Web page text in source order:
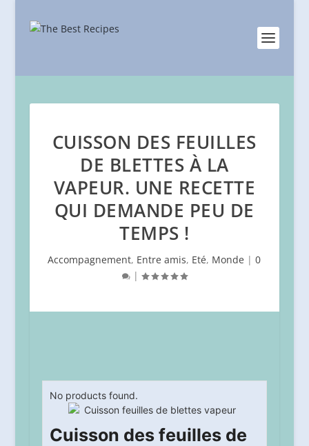
CUISSON DES FEUILLES
DE BLETTES À LA
VAPEUR. UNE RECETTE
QUI DEMANDE PEU DE
TEMPS !
Accompagnement, Entre amis, Eté, Monde |0
|
No products found.
Cuisson des feuilles de